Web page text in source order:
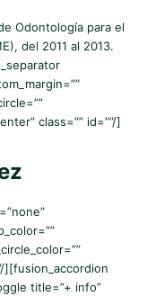
Odontología para el
del 2011 al 2013.
class=”” id=””/]
][fusion_accordion
title=”+ info”